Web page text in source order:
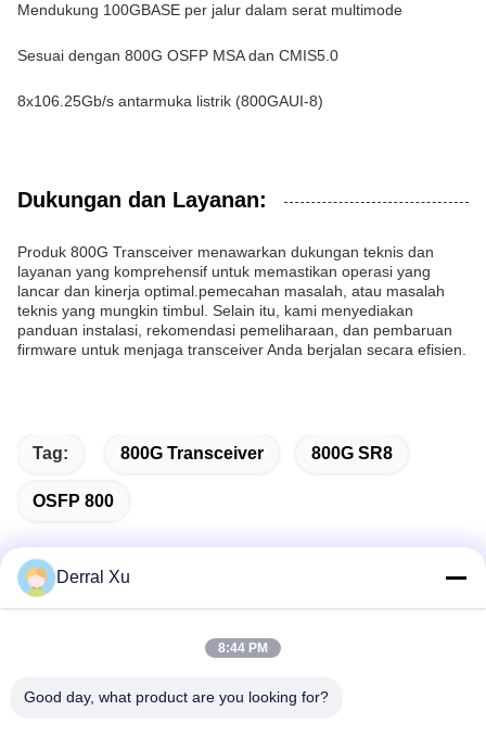
Mendukung 100GBASE per jalur dalam serat multimode
Sesuai dengan 800G OSFP MSA dan CMIS5.0
8x106.25Gb/s antarmuka listrik (800GAUI-8)
Dukungan dan Layanan:
Produk 800G Transceiver menawarkan dukungan teknis dan
layanan yang komprehensif untuk memastikan operasi yang
lancar dan kinerja optimal.pemecahan masalah, atau masalah
teknis yang mungkin timbul. Selain itu, kami menyediakan
panduan instalasi, rekomendasi pemeliharaan, dan pembaruan
firmware untuk menjaga transceiver Anda berjalan secara efisien.
Tag: 800G Transceiver 800G SR8
OSFP 800
Alamat
Derral Xu
8:44 PM
Good day, what product are you looking for?